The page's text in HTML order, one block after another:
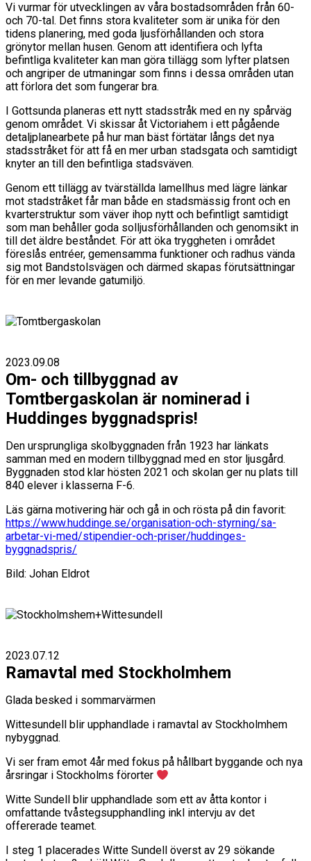
Vi vurmar för utvecklingen av våra bostadsområden från 60-
och 70-tal. Det finns stora kvaliteter som är unika för den
tidens planering, med goda ljusförhållanden och stora
grönytor mellan husen. Genom att identifiera och lyfta
befintliga kvaliteter kan man göra tillägg som lyfter platsen
och angriper de utmaningar som finns i dessa områden utan
att förlora det som fungerar bra.
I Gottsunda planeras ett nytt stadsstråk med en ny spårväg
genom området. Vi skissar åt Victoriahem i ett pågående
detaljplanearbete på hur man bäst förtätar långs det nya
stadsstråket för att få en mer urban stadsgata och samtidigt
knyter an till den befintliga stadsväven.
Genom ett tillägg av tvärställda lamellhus med lägre länkar
mot stadstråket får man både en stadsmässig front och en
kvarterstruktur som väver ihop nytt och befintligt samtidigt
som man behåller goda solljusförhållanden och genomsikt in
till det äldre beståndet. För att öka tryggheten i området
föreslås entréer, gemensamma funktioner och radhus vända
sig mot Bandstolsvägen och därmed skapas förutsättningar
för en mer levande gatumiljö.
2023.09.08
Om- och tillbyggnad av
Tomtbergaskolan är nominerad i
Huddinges byggnadspris!
Den ursprungliga skolbyggnaden från 1923 har länkats
samman med en modern tillbyggnad med en stor ljusgård.
Byggnaden stod klar hösten 2021 och skolan ger nu plats till
840 elever i klasserna F-6.
Läs gärna motivering här och gå in och rösta på din favorit:
https://www.huddinge.se/organisation-och-styrning/sa-
arbetar-vi-med/stipendier-och-priser/huddinges-
byggnadspris/
Bild: Johan Eldrot
2023.07.12
Ramavtal med Stockholmhem
Glada besked i sommarvärmen
Wittesundell blir upphandlade i ramavtal av Stockholmhem
nybyggnad.
Vi ser fram emot 4år med fokus på hållbart byggande och nya
årsringar i Stockholms förorter
Witte Sundell blir upphandlade som ett av åtta kontor i
omfattande tvåstegsupphandling inkl intervju av det
offererade teamet.
I steg 1 placerades Witte Sundell överst av 29 sökande